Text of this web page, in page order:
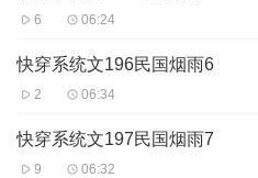
6 06:24
快穿系统文196民国烟雨6
2 06:34
快穿系统文197民国烟雨7
9 06:32